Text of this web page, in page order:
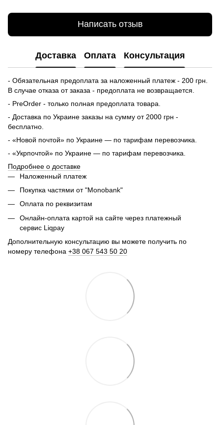
Написать отзыв
Доставка Оплата Консультация
- Обязательная предоплата за наложенный платеж - 200 грн.
В случае отказа от заказа - предоплата не возвращается.
- PreOrder - только полная предоплата товара.
- Доставка по Украине заказы на сумму от 2000 грн -
бесплатно.
- «Новой почтой» по Украине — по тарифам перевозчика.
- «Укрпочтой» по Украине — по тарифам перевозчика.
Подробнее о доставке
Наложенный платеж
Покупка частями от "Monobank"
Оплата по реквизитам
Онлайн-оплата картой на сайте через платежный
сервис Liqpay
Дополнительную консультацию вы можете получить по
номеру телефона +38 067 543 50 20